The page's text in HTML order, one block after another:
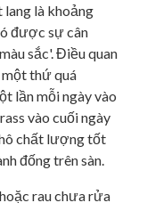
là khoảng
được sự cân
sắc'. Điều quan
một thứ quá
lần mỗi ngày vào
vào cuối ngày
chất lượng tốt
đống trên sàn.
rau chưa rửa